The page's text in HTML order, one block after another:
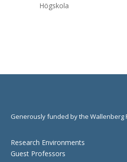
Högskola
Generously funded by the Wallenberg
Research Environments
Guest Professors